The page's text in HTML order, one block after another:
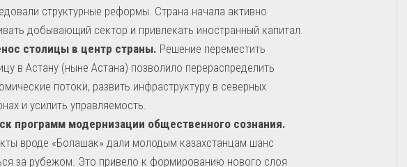
структурные реформы. Страна начала активно
добывающий сектор и привлекать иностранный капитал.
столицы в центр страны. Решение переместить
в Астану (ныне Астана) позволило перераспределить
потоки, развить инфраструктуру в северных
и усилить управляемость.
программ модернизации общественного сознания.
вроде «Болашак» дали молодым казахстанцам шанс
за рубежом. Это привело к формированию нового слоя